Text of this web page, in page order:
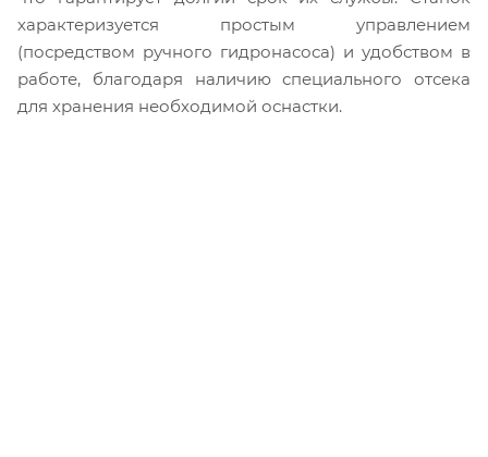
характеризуется простым управлением
(посредством ручного гидронасоса) и удобством в
работе, благодаря наличию специального отсека
для хранения необходимой оснастки.